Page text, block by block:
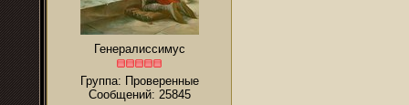
Генералиссимус
Группа: Проверенные
Сообщений: 25845